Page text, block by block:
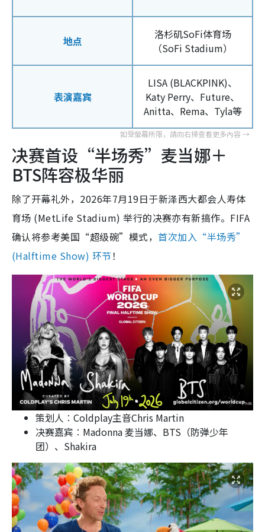
地点
洛杉矶SoFi体育场
（SoFi Stadium）
表演嘉宾
LISA (BLACKPINK)、
Katy Perry、Future、
Anitta、Rema、Tyla等
决赛首设“半场秀”麦当娜＋
BTS阵容极华丽
除了开幕礼外，2026年7月19日于新泽西大都会人寿体
育场 (MetLife Stadium) 举行的决赛亦有新搞作。FIFA
确认将参考美国“超级碗”模式，首次加入“半场秀”
(Halftime Show) 环节！
策划人︰Coldplay主音Chris Martin
决赛嘉宾︰Madonna 麦当娜、BTS（防弹少年
团）、Shakira